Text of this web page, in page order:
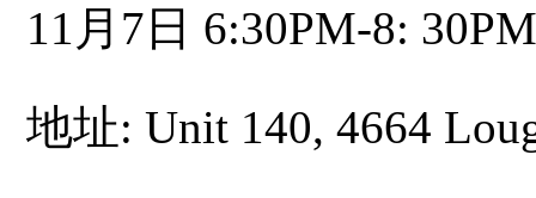
11月7日 6:30PM-8: 30PM
地址: Unit 140, 4664